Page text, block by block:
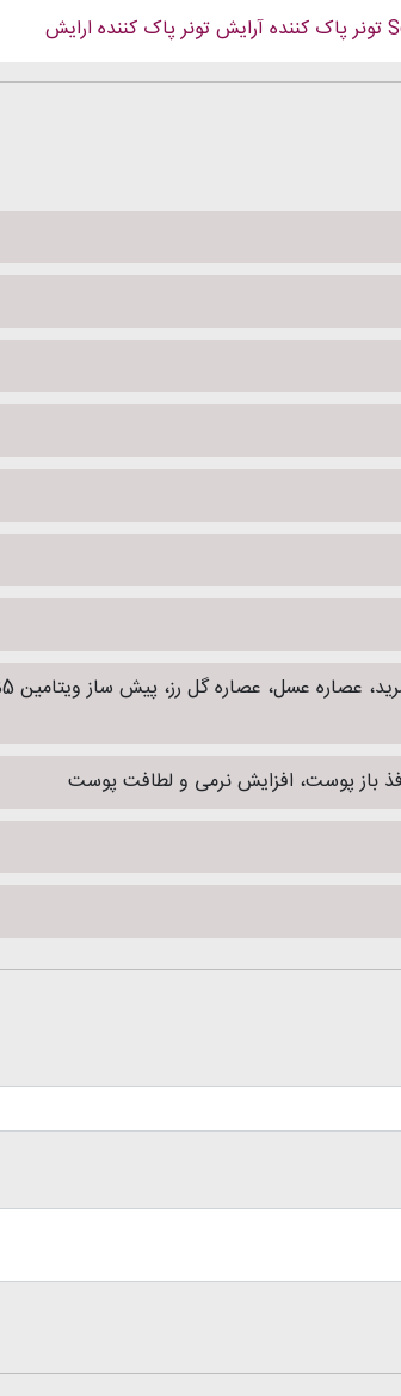
تونر پاک کننده آرایشتونر پاک کننده ارایش
باز پوست، افزایش نرمی و لطافت پوست